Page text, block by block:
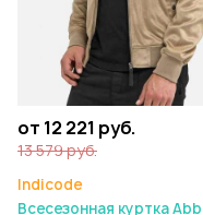
от 12 221 руб.
13 579 руб.
Indicode
Всесезонная куртка